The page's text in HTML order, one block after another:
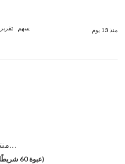
تقرير سهم منذ 13 يوم
منتج موثوق وسهل الاستخدام...
شرائط اختبار الكيتون من GKI (عبوة 60 شريطًا)